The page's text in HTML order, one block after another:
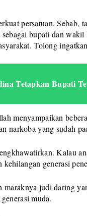
persatuan. Sebab,
sebagai bupati dan
Tolong
Tetapkan Bupati
menyampaikan
narkoba yang sudah
Kalau
generasi
judi daring
muda.